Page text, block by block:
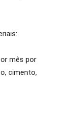
mês por
cimento,